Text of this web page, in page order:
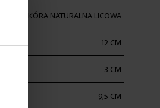
SKÓRA NATURALNA LICOWA
12 CM
3 CM
9,5 CM